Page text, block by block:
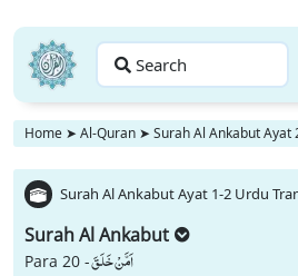
Search
Home ➤ Al-Quran ➤ Surah Al Ankabut Ayat
Surah Al Ankabut Ayat 1-2 Urdu
Surah Al Ankabut
Para 20 -اَمَّنْ خَلَقَ